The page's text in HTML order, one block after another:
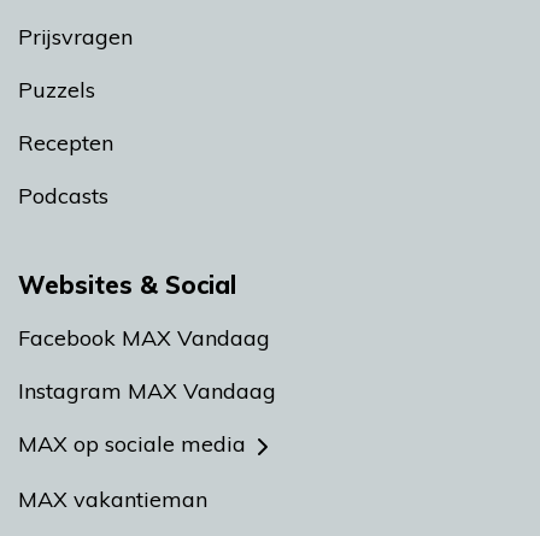
Prijsvragen
Puzzels
Recepten
Podcasts
Websites & Social
Facebook MAX Vandaag
Instagram MAX Vandaag
MAX op sociale media
MAX vakantieman